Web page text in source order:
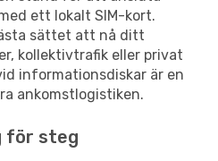
ett lokalt SIM-kort.
sättet att nå ditt
kollektivtrafik eller privat
informationsdiskar är en
ankomstlogistiken.
för steg